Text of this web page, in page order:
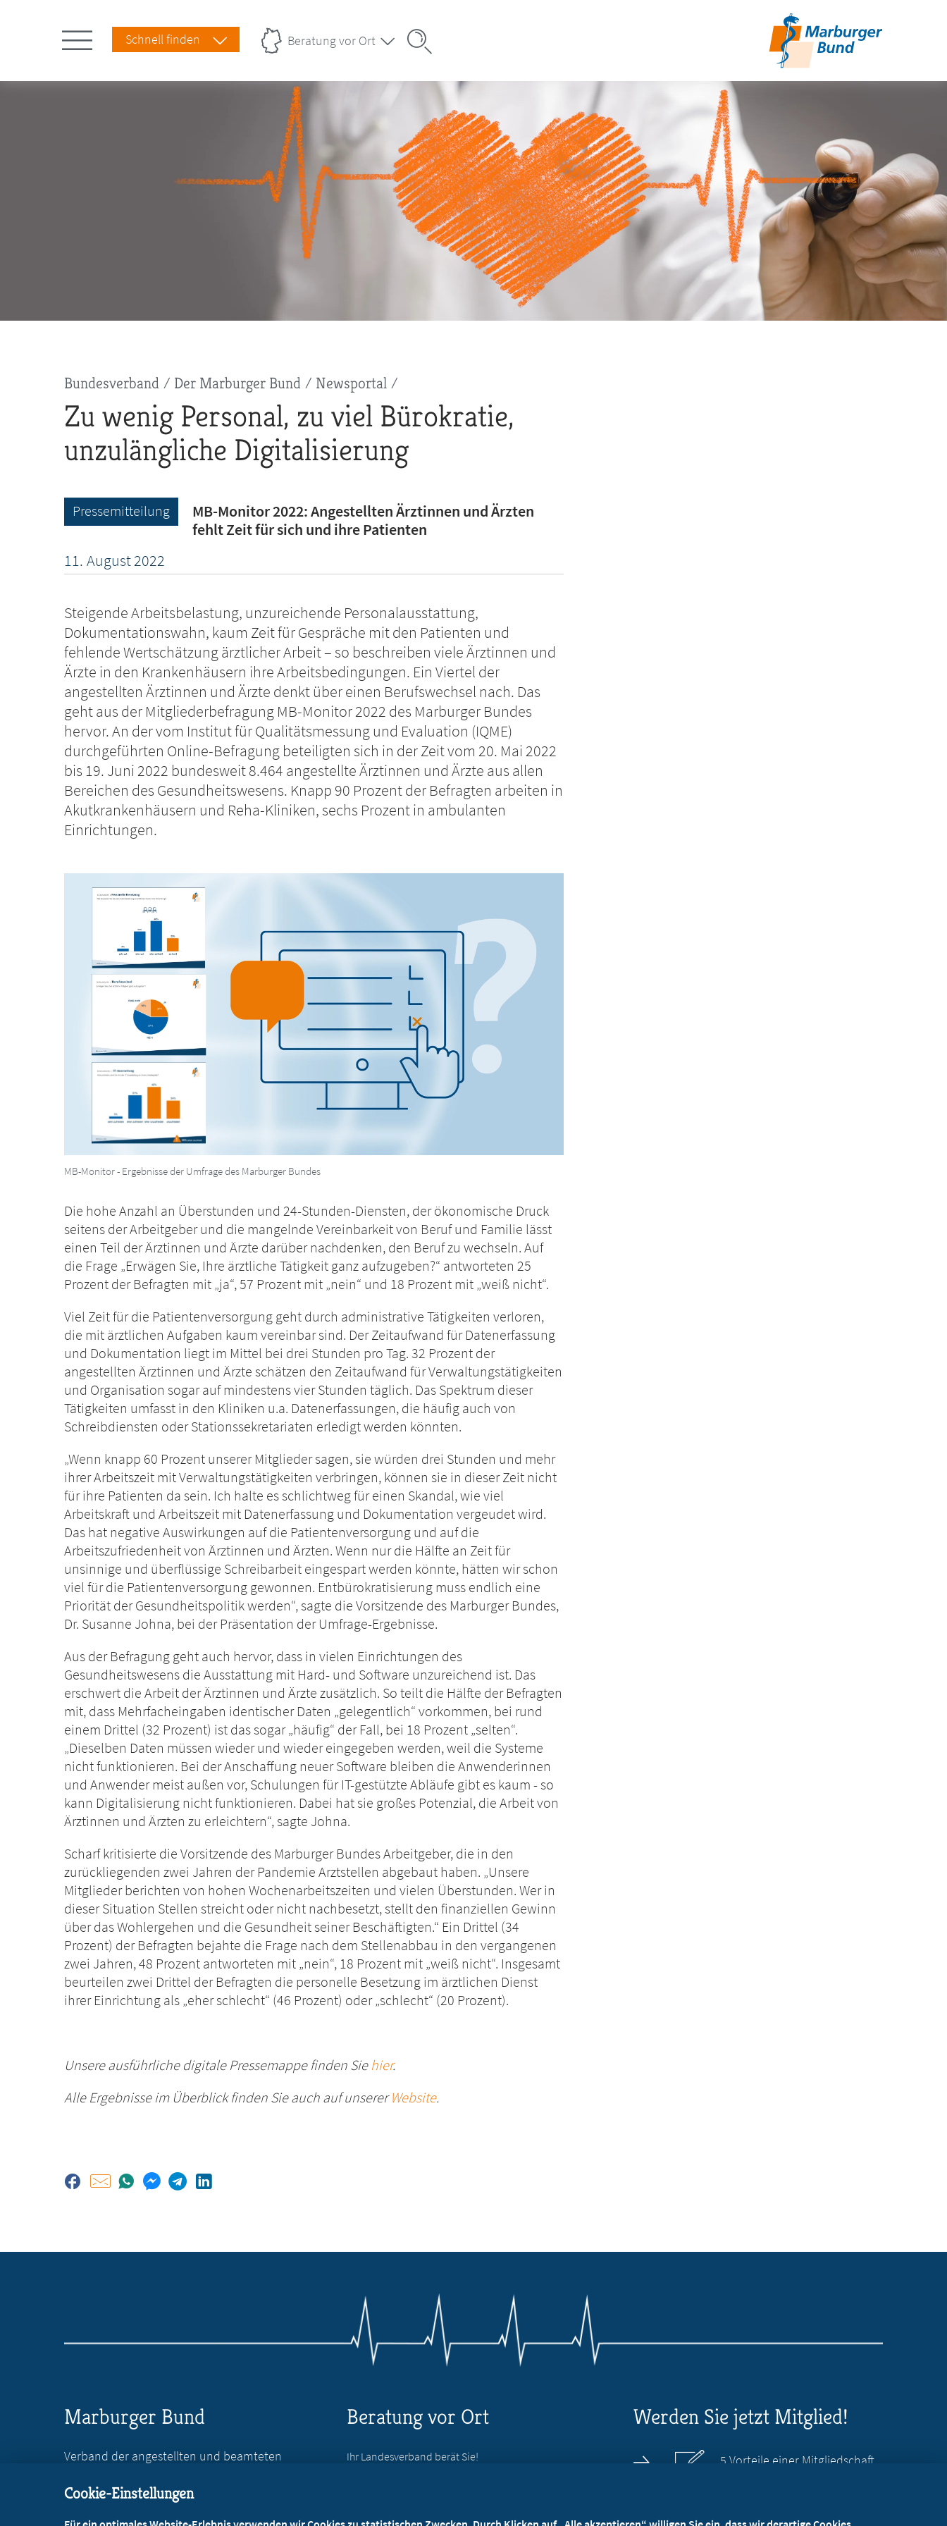
Schnell finden Beratung vor Ort
Pfadnavigation
Bundesverband Der Marburger Bund Newsportal
Zu wenig Personal, zu viel Bürokratie,
unzulängliche Digitalisierung
Pressemitteilung
MB-Monitor 2022: Angestellten Ärztinnen und Ärzten
fehlt Zeit für sich und ihre Patienten
11. August2022
Steigende Arbeitsbelastung, unzureichende Personalausstattung,
Dokumentationswahn, kaum Zeit für Gespräche mit den Patienten und
fehlende Wertschätzung ärztlicher Arbeit – so beschreiben viele Ärztinnen und
Ärzte in den Krankenhäusern ihre Arbeitsbedingungen. Ein Viertel der
angestellten Ärztinnen und Ärzte denkt über einen Berufswechsel nach. Das
geht aus der Mitgliederbefragung MB-Monitor 2022 des Marburger Bundes
hervor. An der vom Institut für Qualitätsmessung und Evaluation (IQME)
durchgeführten Online-Befragung beteiligten sich in der Zeit vom 20. Mai 2022
bis 19. Juni 2022 bundesweit 8.464 angestellte Ärztinnen und Ärzte aus allen
Bereichen des Gesundheitswesens. Knapp 90 Prozent der Befragten arbeiten in
Akutkrankenhäusern und Reha-Kliniken, sechs Prozent in ambulanten
Einrichtungen.
MB-Monitor - Ergebnisse der Umfrage des Marburger Bundes
Die hohe Anzahl an Überstunden und 24-Stunden-Diensten, der ökonomische Druck
seitens der Arbeitgeber und die mangelnde Vereinbarkeit von Beruf und Familie lässt
einen Teil der Ärztinnen und Ärzte darüber nachdenken, den Beruf zu wechseln. Auf
die Frage „Erwägen Sie, Ihre ärztliche Tätigkeit ganz aufzugeben?“ antworteten 25
Prozent der Befragten mit „ja“, 57 Prozent mit „nein“ und 18 Prozent mit „weiß nicht“.
Viel Zeit für die Patientenversorgung geht durch administrative Tätigkeiten verloren,
die mit ärztlichen Aufgaben kaum vereinbar sind. Der Zeitaufwand für Datenerfassung
und Dokumentation liegt im Mittel bei drei Stunden pro Tag. 32 Prozent der
angestellten Ärztinnen und Ärzte schätzen den Zeitaufwand für Verwaltungstätigkeiten
und Organisation sogar auf mindestens vier Stunden täglich. Das Spektrum dieser
Tätigkeiten umfasst in den Kliniken u.a. Datenerfassungen, die häufig auch von
Schreibdiensten oder Stationssekretariaten erledigt werden könnten.
„Wenn knapp 60 Prozent unserer Mitglieder sagen, sie würden drei Stunden und mehr
ihrer Arbeitszeit mit Verwaltungstätigkeiten verbringen, können sie in dieser Zeit nicht
für ihre Patienten da sein. Ich halte es schlichtweg für einen Skandal, wie viel
Arbeitskraft und Arbeitszeit mit Datenerfassung und Dokumentation vergeudet wird.
Das hat negative Auswirkungen auf die Patientenversorgung und auf die
Arbeitszufriedenheit von Ärztinnen und Ärzten. Wenn nur die Hälfte an Zeit für
unsinnige und überflüssige Schreibarbeit eingespart werden könnte, hätten wir schon
viel für die Patientenversorgung gewonnen. Entbürokratisierung muss endlich eine
Priorität der Gesundheitspolitik werden“, sagte die Vorsitzende des Marburger Bundes,
Dr. Susanne Johna, bei der Präsentation der Umfrage-Ergebnisse.
Aus der Befragung geht auch hervor, dass in vielen Einrichtungen des
Gesundheitswesens die Ausstattung mit Hard- und Software unzureichend ist. Das
erschwert die Arbeit der Ärztinnen und Ärzte zusätzlich. So teilt die Hälfte der Befragten
mit, dass Mehrfacheingaben identischer Daten „gelegentlich“ vorkommen, bei rund
einem Drittel (32 Prozent) ist das sogar „häufig“ der Fall, bei 18 Prozent „selten“.
„Dieselben Daten müssen wieder und wieder eingegeben werden, weil die Systeme
nicht funktionieren. Bei der Anschaffung neuer Software bleiben die Anwenderinnen
und Anwender meist außen vor, Schulungen für IT-gestützte Abläufe gibt es kaum - so
kann Digitalisierung nicht funktionieren. Dabei hat sie großes Potenzial, die Arbeit von
Ärztinnen und Ärzten zu erleichtern“, sagte Johna.
Scharf kritisierte die Vorsitzende des Marburger Bundes Arbeitgeber, die in den
zurückliegenden zwei Jahren der Pandemie Arztstellen abgebaut haben. „Unsere
Mitglieder berichten von hohen Wochenarbeitszeiten und vielen Überstunden. Wer in
dieser Situation Stellen streicht oder nicht nachbesetzt, stellt den finanziellen Gewinn
über das Wohlergehen und die Gesundheit seiner Beschäftigten.“ Ein Drittel (34
Prozent) der Befragten bejahte die Frage nach dem Stellenabbau in den vergangenen
zwei Jahren, 48 Prozent antworteten mit „nein“, 18 Prozent mit „weiß nicht“. Insgesamt
beurteilen zwei Drittel der Befragten die personelle Besetzung im ärztlichen Dienst
ihrer Einrichtung als „eher schlecht“ (46 Prozent) oder „schlecht“ (20 Prozent).
Unsere ausführliche digitale Pressemappe finden Sie hier.
Alle Ergebnisse im Überblick finden Sie auch auf unsererWebsite.
Marburger Bund
Verband der angestellten und beamteten
Reinhardtstr. 36
Beratung vor Ort
Ihr Landesverband berät Sie!
Werden Sie jetzt Mitglied!
5 Vorteile einer Mitgliedschaft
Kostenlos für Studierende
Cookie-Einstellungen